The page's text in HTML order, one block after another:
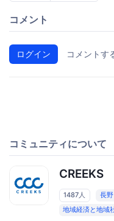
コメント
ログイン コメントす
コミュニティについて
CREEKS
1487人 長野
地域経済と地域